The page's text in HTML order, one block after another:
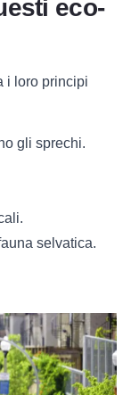
eco-
i loro principi
gli sprechi.
selvatica.